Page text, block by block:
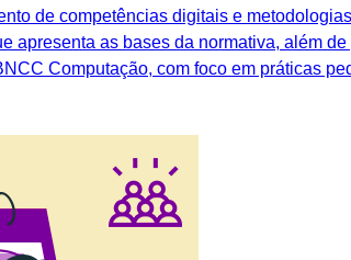
de competências digitais e
apresenta as bases da normativa, além
Computação, com foco em práticas